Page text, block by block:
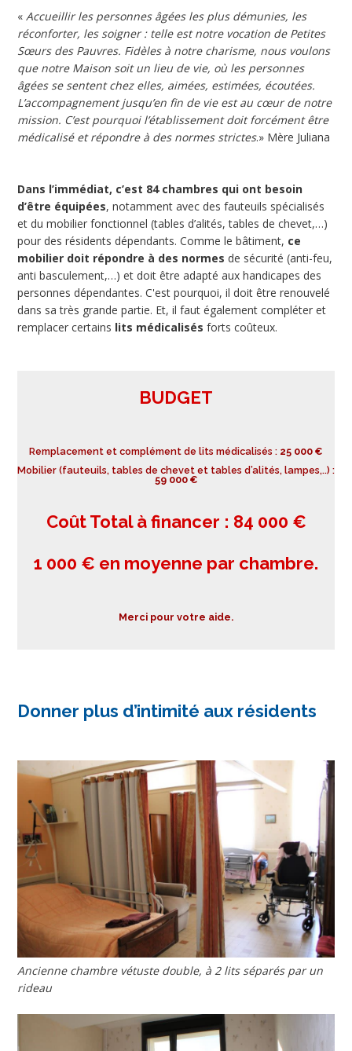
« Accueillir les personnes âgées les plus démunies, les
réconforter, les soigner : telle est notre vocation de Petites
Sœurs des Pauvres. Fidèles à notre charisme, nous voulons
que notre Maison soit un lieu de vie, où les personnes
âgées se sentent chez elles, aimées, estimées, écoutées.
L’accompagnement jusqu’en fin de vie est au cœur de notre
mission. C’est pourquoi l’établissement doit forcément être
médicalisé et répondre à des normes strictes.» Mère Juliana
Dans l’immédiat, c’est 84 chambres qui ont besoin
d’être équipées, notamment avec des fauteuils spécialisés
et du mobilier fonctionnel (tables d’alités, tables de chevet,…)
pour des résidents dépendants. Comme le bâtiment, ce
mobilier doit répondre à des normes de sécurité (anti-feu,
anti basculement,…) et doit être adapté aux handicapes des
personnes dépendantes. C'est pourquoi, il doit être renouvelé
dans sa très grande partie. Et, il faut également compléter et
remplacer certains lits médicalisés forts coûteux.
BUDGET
Remplacement et complément de lits médicalisés : 25 000 €
Mobilier (fauteuils, tables de chevet et tables d’alités, lampes,..) :
59 000 €
Coût Total à financer : 84 000 €
1 000 € en moyenne par chambre.
Merci pour votre aide.
Donner plus d’intimité aux résidents
Ancienne chambre vétuste double, à 2 lits séparés par un
rideau